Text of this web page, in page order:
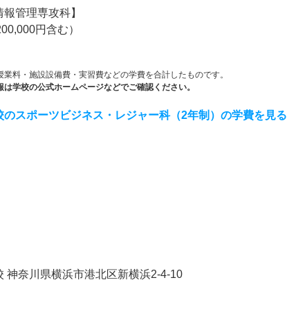
管理専攻科】
円含む）
料・施設設備費・実習費などの学費を合計したものです。
学校の公式ホームページなどでご確認ください。
スポーツビジネス・レジャー科（2年制）の学費を見る
神奈川県横浜市港北区新横浜2-4-10